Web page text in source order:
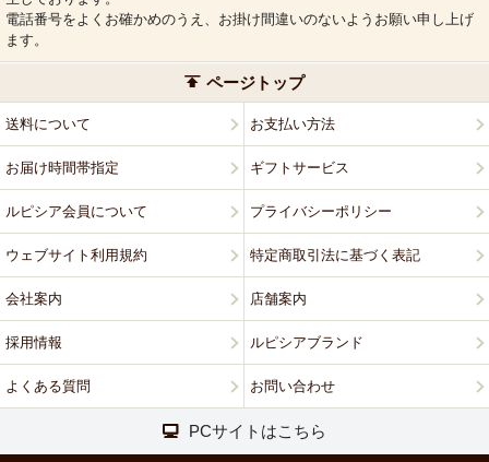
電話番号をよくお確かめのうえ、お掛け間違いのないようお願い申し上げ
ます。
ページトップ
送料について お支払い方法
お届け時間帯指定 ギフトサービス
ルピシア会員について プライバシーポリシー
ウェブサイト利用規約 特定商取引法に基づく表記
会社案内 店舗案内
採用情報 ルピシアブランド
よくある質問 お問い合わせ
PCサイトはこちら